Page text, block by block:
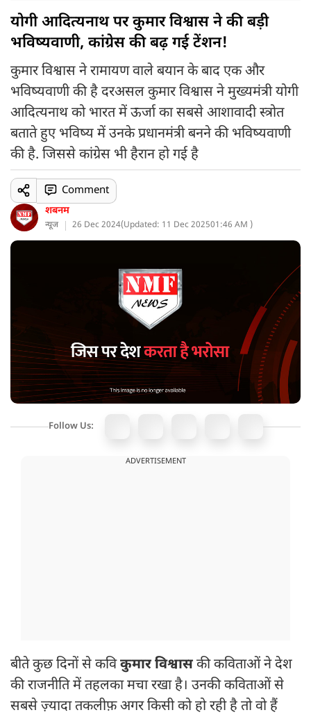
योगी आदित्यनाथ पर कुमार विश्वास ने की बड़ी
भविष्यवाणी, कांग्रेस की बढ़ गई टेंशन!
कुमार विश्वास ने रामायण वाले बयान के बाद एक और
भविष्यवाणी की है दरअसल कुमार विश्वास ने मुख्यमंत्री योगी
आदित्यनाथ को भारत में ऊर्जा का सबसे आशावादी स्त्रोत
बताते हुए भविष्य में उनके प्रधानमंत्री बनने की भविष्यवाणी
की है. जिससे कांग्रेस भी हैरान हो गई है
शबनम
न्यूज 26 Dec 2024(Updated: 11 Dec 202501:46 AM )
Comment
Follow Us:
ADVERTISEMENT
बीते कुछ दिनों से कविकुमार विश्वासकी कविताओं ने देश
की राजनीति में तहलका मचा रखा है। उनकी कविताओं से
सबसे ज़्यादा तकलीफ़ अगर किसी को हो रही है तो वो हैं